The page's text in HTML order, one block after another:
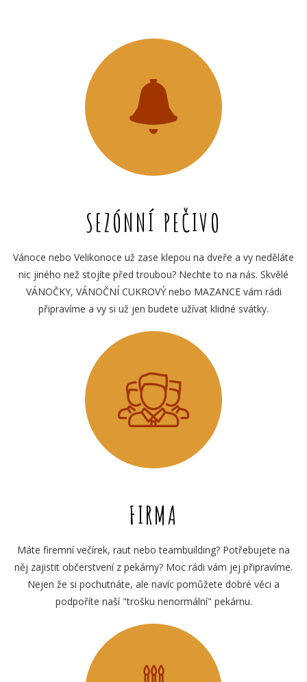
SEZÓNNÍ PEČIVO
Vánoce nebo Velikonoce už zase klepou na dveře a vy neděláte
nic jiného než stojíte před troubou? Nechte to na nás. Skvělé
VÁNOČKY, VÁNOČNÍ CUKROVÝ nebo MAZANCE vám rádi
připravíme a vy si už jen budete užívat klidné svátky.
FIRMA
Máte firemní večírek, raut nebo teambuilding? Potřebujete na
něj zajistit občerstvení z pekárny? Moc rádi vám jej připravíme.
Nejen že si pochutnáte, ale navíc pomůžete dobré věci a
podpoříte naší "trošku nenormální" pekárnu.